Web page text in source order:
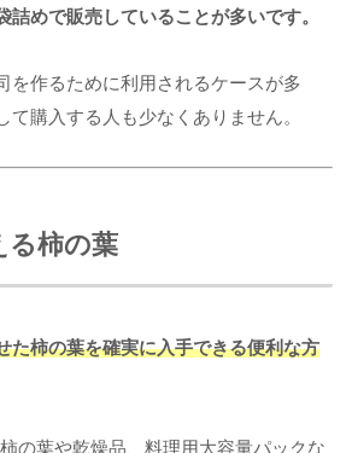
詰めで販売していることが多いです。
を作るために利用されるケースが多
て購入する人も少なくありません。
る柿の葉
た柿の葉を確実に入手できる便利な方
の葉や乾燥品、料理用大容量パックな